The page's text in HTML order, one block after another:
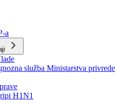
a
služba Ministarstva privrede